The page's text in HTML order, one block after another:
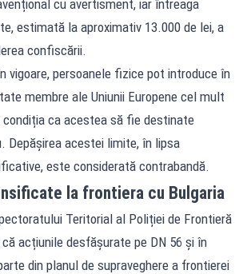
cu avertisment, iar întreaga
estimată la aproximativ 13.000 de lei, a
confiscării.
vigoare, persoanele fizice pot introduce în
membre ale Uniunii Europene cel mult
condiția ca acestea să fie destinate
Depășirea acestei limite, în lipsa
este considerată contrabandă.
la frontiera cu Bulgaria
Teritorial al Poliției de Frontieră
acțiunile desfășurate pe DN 56 și în
din planul de supraveghere a frontierei